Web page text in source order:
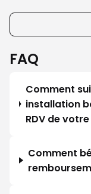
FAQ
Comment
installation
RDV de
Comment